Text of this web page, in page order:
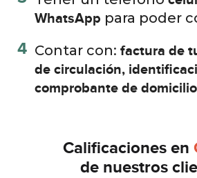
WhatsApp para poder
4 Contar con: factura de
de circulación,
comprobante de
Calificaciones en
de nuestros